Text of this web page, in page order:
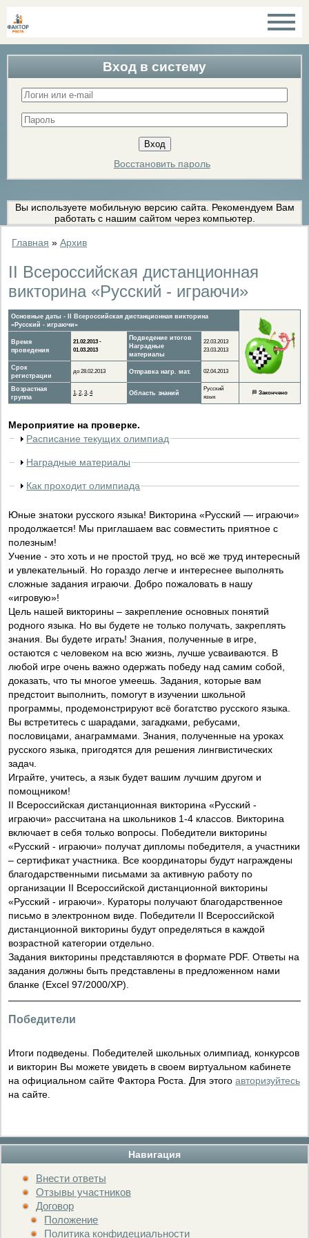
Вход в систему
Восстановить пароль
Вы используете мобильную версию сайта. Рекомендуем Вам
работать с нашим сайтом через компьютер.
Навигация
Внести ответы
Отзывы участников
Договор
Положение
Политика конфидециальности
Главная » Архив
II Всероссийская дистанционная
викторина «Русский - играючи»
Основные даты - II Всероссийская дистанционная викторина
«Русский - играючи»
Время
проведения
21.02.2013 -
01.03.2013
Подведение итогов
Наградные
материалы
22.03.2013
23.03.2013
Срок
регистрации
до 28.02.2013 Отправка нагр. мат. 02.04.2013
Возрастная
группа
1 2 3 4 Область знаний
Русский
язык
🏁 Закончено
Мероприятие на проверке.
Расписание текущих олимпиад
Наградные материалы
Как проходит олимпиада
Юные знатоки русского языка! Викторина «Русский — играючи»
продолжается! Мы приглашаем вас совместить приятное с
полезным!
Учение - это хоть и не простой труд, но всё же труд интересный
и увлекательный. Но гораздо легче и интереснее выполнять
сложные задания играючи. Добро пожаловать в нашу
«игровую»!
Цель нашей викторины – закрепление основных понятий
родного языка. Но вы будете не только получать, закреплять
знания. Вы будете играть! Знания, полученные в игре,
остаются с человеком на всю жизнь, лучше усваиваются. В
любой игре очень важно одержать победу над самим собой,
доказать, что ты многое умеешь. Задания, которые вам
предстоит выполнить, помогут в изучении школьной
программы, продемонстрируют всё богатство русского языка.
Вы встретитесь с шарадами, загадками, ребусами,
пословицами, анаграммами. Знания, полученные на уроках
русского языка, пригодятся для решения лингвистических
задач.
Играйте, учитесь, а язык будет вашим лучшим другом и
помощником!
II Всероссийская дистанционная викторина «Русский -
играючи» рассчитана на школьников 1-4 классов. Викторина
включает в себя только вопросы. Победители викторины
«Русский - играючи» получат дипломы победителя, а участники
– сертификат участника. Все координаторы будут награждены
благодарственными письмами за активную работу по
организации II Всероссийской дистанционной викторины
«Русский - играючи». Кураторы получают благодарственное
письмо в электронном виде. Победители II Всероссийской
дистанционной викторины будут определяться в каждой
возрастной категории отдельно.
Задания викторины представляются в формате PDF. Ответы на
задания должны быть представлены в предложенном нами
бланке (Excel 97/2000/XP).
Победители
Итоги подведены. Победителей школьных олимпиад, конкурсов
и викторин Вы можете увидеть в своем виртуальном кабинете
на официальном сайте Фактора Роста. Для этого авторизуйтесь
на сайте.